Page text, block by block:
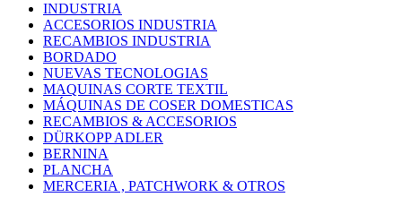
INDUSTRIA
ACCESORIOS INDUSTRIA
RECAMBIOS INDUSTRIA
BORDADO
NUEVAS TECNOLOGIAS
MAQUINAS CORTE TEXTIL
MÁQUINAS DE COSER DOMESTICAS
RECAMBIOS & ACCESORIOS
DÜRKOPP ADLER
BERNINA
PLANCHA
MERCERIA , PATCHWORK & OTROS